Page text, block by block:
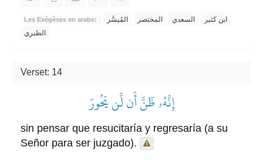
Les Exégèses en arabe: المُيسَّر المختصر السعدي
ابن كثير
الطبري
Verset: 14
إِنَّهُۥ ظَنَّ أَن لَّن يَحُورَ
sin pensar que resucitaría y regresaría (a su
Señor para ser juzgado).